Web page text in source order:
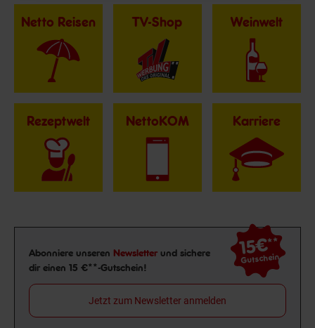
Netto Reisen TV-Shop Weinwelt
Rezeptwelt NettoKOM Karriere
Newsletter Anmeldung
Abonniere unseren Newsletter und sichere
dir einen 15 €**-Gutschein!
15€**
Gutschein
Jetzt zum Newsletter anmelden